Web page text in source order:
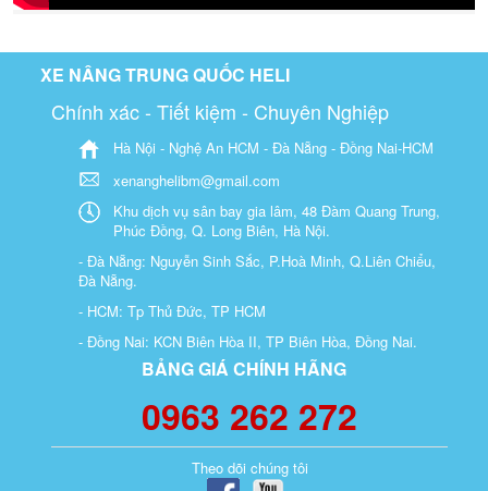
XE NÂNG TRUNG QUỐC HELI
Chính xác - Tiết kiệm - Chuyên Nghiệp
Hà Nội - Nghệ An HCM - Đà Nẵng - Đồng Nai-HCM
xenanghelibm@gmail.com
Khu dịch vụ sân bay gia lâm, 48 Đàm Quang Trung,
Phúc Đồng, Q. Long Biên, Hà Nội.
- Đà Nẵng: Nguyễn Sinh Sắc, P.Hoà Minh, Q.Liên Chiểu,
Đà Nẵng.
- HCM: Tp Thủ Đức, TP HCM
- Đồng Nai: KCN Biên Hòa II, TP Biên Hòa, Đồng Nai.
BẢNG GIÁ CHÍNH HÃNG
0963 262 272
Theo dõi chúng tôi